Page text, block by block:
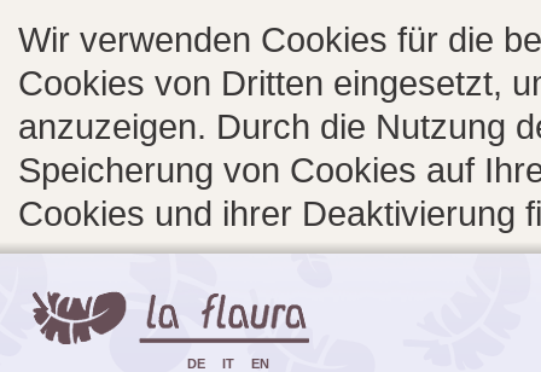
Wir verwenden Cookies für die
Cookies von Dritten eingesetzt,
anzuzeigen. Durch die Nutzung
Speicherung von Cookies auf
Cookies und ihrer Deaktivierung
DE IT EN